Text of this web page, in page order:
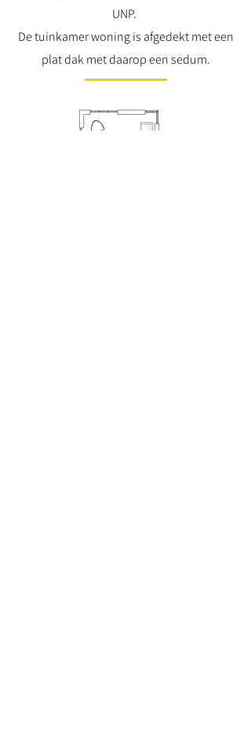
UNP.
De tuinkamer woning is afgedekt met een
plat dak met daarop een sedum.